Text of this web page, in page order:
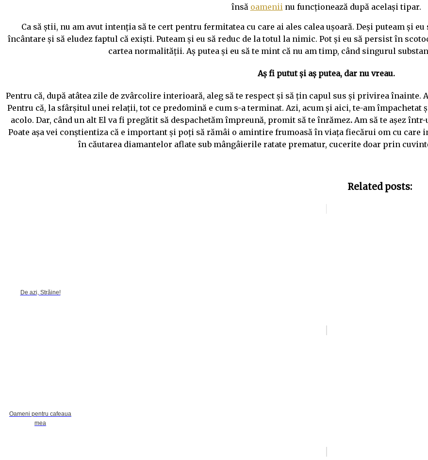
însă oamenii nu funcționează după același tipar.
Ca să știi, nu am avut intenția să te cert pentru fermitatea cu care ai ales calea ușoară. Deși puteam și
încântare și să eludez faptul că exiști. Puteam și eu să reduc de la totul la nimic. Pot și eu să persist în
cartea normalității. Aș putea și eu să te mint că nu am timp, când singurul
Aș fi putut și aș putea, dar nu vreau.
Pentru că, după atâtea zile de zvârcolire interioară, aleg să te respect și să țin capul sus și privirea înainte.
Pentru că, la sfârșitul unei relații, tot ce predomină e cum s-a terminat. Azi, acum și aici, te-am împachetat
acolo. Dar, când un alt El va fi pregătit să despachetăm împreună, promit să te înrămez. Am să te așez
Poate așa vei conștientiza că e important și poți să rămâi o amintire frumoasă în viața fiecărui om cu
în căutarea diamantelor aflate sub mângâierile ratate prematur, cucerite doar prin
Related posts:
De azi, Străine!
Oameni pentru cafeaua
mea